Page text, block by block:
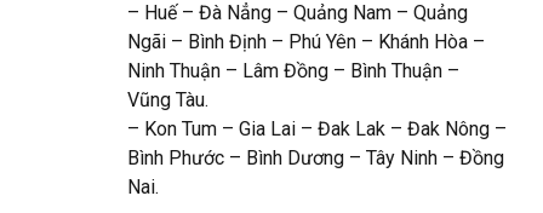
– Huế – Đà Nẳng – Quảng Nam – Quảng
Ngãi – Bình Định – Phú Yên – Khánh Hòa –
Ninh Thuận – Lâm Đồng – Bình Thuận –
Vũng Tàu.
– Kon Tum – Gia Lai – Đak Lak – Đak Nông –
Bình Phước – Bình Dương – Tây Ninh – Đồng
Nai.